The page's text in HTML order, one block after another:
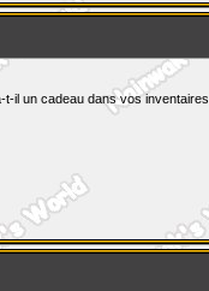
il un cadeau dans vos inventaires.